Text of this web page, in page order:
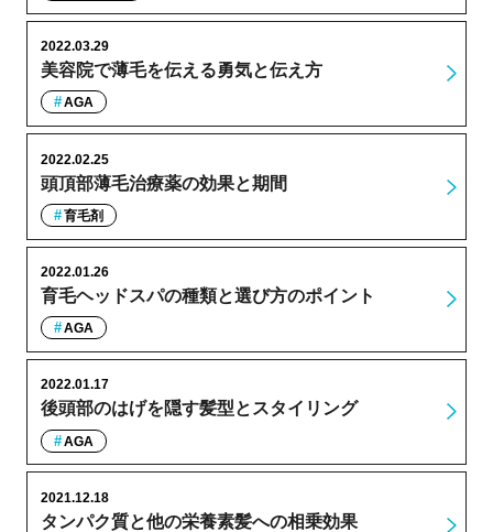
美容院で薄毛を伝える勇気と伝え方
2022.03.29
AGA
頭頂部薄毛治療薬の効果と期間
2022.02.25
育毛剤
育毛ヘッドスパの種類と選び方のポイント
2022.01.26
AGA
後頭部のはげを隠す髪型とスタイリング
2022.01.17
AGA
タンパク質と他の栄養素髪への相乗効果
2021.12.18